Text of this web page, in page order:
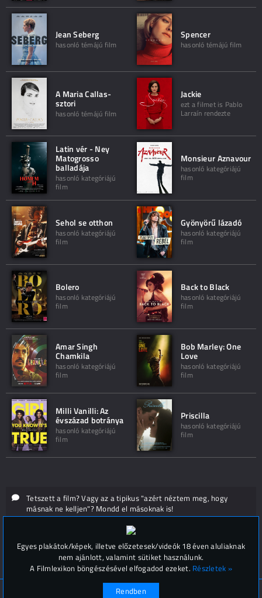
Jean Seberg
hasonló témájú film
Spencer
hasonló témájú film
A Maria Callas-
sztori
hasonló témájú film
Jackie
ezt a filmet is Pablo
Larraín rendezte
Latin vér - Ney
Matogrosso
balladája
hasonló kategóriájú
film
Monsieur Aznavour
hasonló kategóriájú
film
Sehol se otthon
hasonló kategóriájú
film
Gyönyörű lázadó
hasonló kategóriájú
film
Bolero
hasonló kategóriájú
film
Back to Black
hasonló kategóriájú
film
Amar Singh
Chamkila
hasonló kategóriájú
film
Bob Marley: One
Love
hasonló kategóriájú
film
Milli Vanilli: Az
évszázad botránya
hasonló kategóriájú
film
Priscilla
hasonló kategóriájú
film
Tetszett a film? Vagy az a tipikus "azért néztem meg, hogy
másnak ne kelljen"? Mondd el másoknak is!
Hozzászólások (
© Filmlexikon 2019-2026 Kapcsolat, impresszum
Egyes plakátok/képek, illetve előzetesek/videók 18 éven aluliaknak
nem ajánlott, valamint sütiket használunk.
A Filmlexikon böngészésével elfogadod ezeket. Részletek »
Rendben